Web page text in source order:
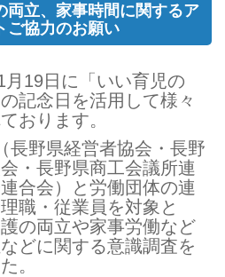
両立、家事時間に関するア
ご協力のお願い
月 19日に「いい育児の
記念日を活用して様々
おります。
長野県経営者協会・長野
・長野県商工会議所連
合会）と労働団体の連
職・従業員を対象と
の両立や家事労働など
どに関する意識調査を
。